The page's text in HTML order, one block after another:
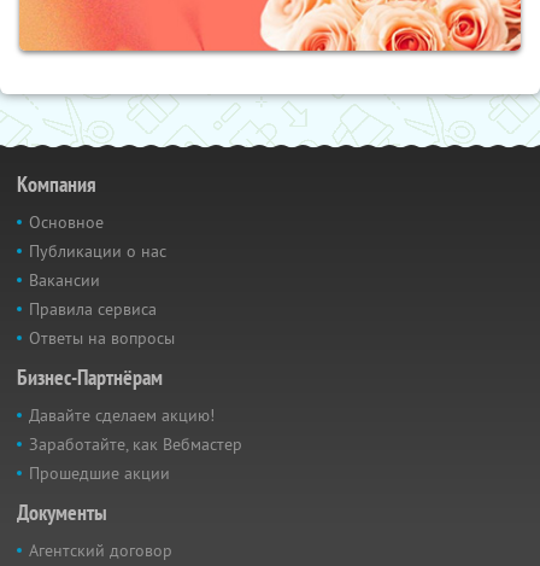
Компания
Основное
Публикации о нас
Вакансии
Правила сервиса
Ответы на вопросы
Бизнес-Партнёрам
Давайте сделаем акцию!
Заработайте, как Вебмастер
Прошедшие акции
Документы
Агентский договор